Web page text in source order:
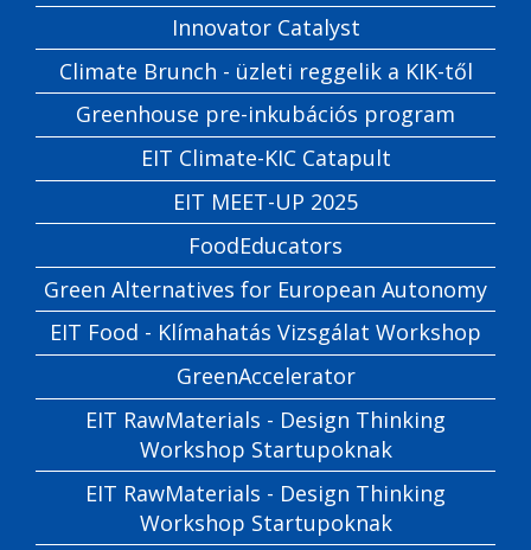
Innovator Catalyst
Climate Brunch - üzleti reggelik a KIK-től
Greenhouse pre-inkubációs program
EIT Climate-KIC Catapult
EIT MEET-UP 2025
FoodEducators
Green Alternatives for European Autonomy
EIT Food - Klímahatás Vizsgálat Workshop
GreenAccelerator
EIT RawMaterials - Design Thinking
Workshop Startupoknak
EIT RawMaterials - Design Thinking
Workshop Startupoknak